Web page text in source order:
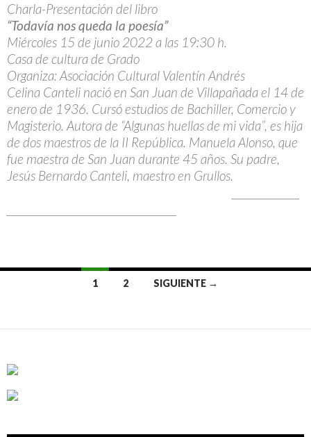
Charla-Presentación del libro
“Todavía nos queda la poesía”
Miércoles 15 de junio 2022 a las 19:30 h.
Casa de cultura de Grado
Organiza: Asociación Cultural Valentín Andrés
Celina Canteli nació en San Juan de Villapañada el 14 de
enero de 1936. Cursó estudios de Bachiller, Comercio y
Magisterio. Autora de “Algunas huellas de mi vida”, es hija
de dos maestros de la II República. Manuela Alonso, que
fue maestra de San Juan durante 45 años. Su padre,
Jesús Bernardo Canteli, maestro en Grullos.
a
entradas
1 2 SIGUIENTE →